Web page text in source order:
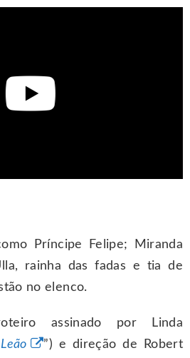
Príncipe Felipe; Miranda
rainha das fadas e tia de
no elenco.
assinado por Linda
”) e direção de Robert